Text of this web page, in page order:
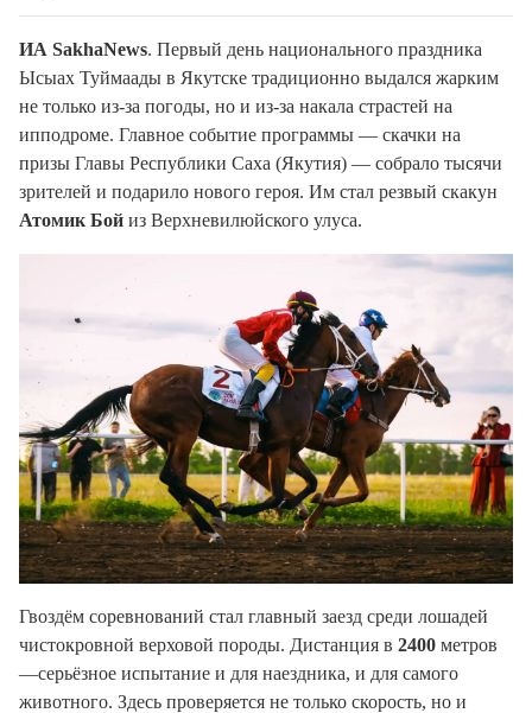
ИА SakhaNews. Первый день национального праздника
Ысыах Туймаады в Якутске традиционно выдался жарким
не только из-за погоды, но и из-за накала страстей на
ипподроме. Главное событие программы — скачки на
призы Главы Республики Саха (Якутия) — собрало тысячи
зрителей и подарило нового героя. Им стал резвый скакун
Атомик Бой из Верхневилюйского улуса.
Гвоздём соревнований стал главный заезд среди лошадей
чистокровной верховой породы. Дистанция в 2400 метров
—серьёзное испытание и для наездника, и для самого
животного. Здесь проверяется не только скорость, но и